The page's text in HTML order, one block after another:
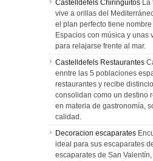
Castelldefels Chiringuitos La
vive a orillas del
el plan perfecto tiene
Espacios con música y unas
para relajarse frente al mar.
Castelldefels Restaurantes
enntre las 5 poblaciones
restaurantes y recibe
consolidan como un destino
en materia de gastronomía,
calidad.
Decoracion escaparates
ideal para sus escaparates
escaparates de San